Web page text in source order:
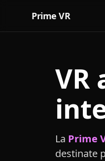
Prime VR
VR
La Prime
destinate